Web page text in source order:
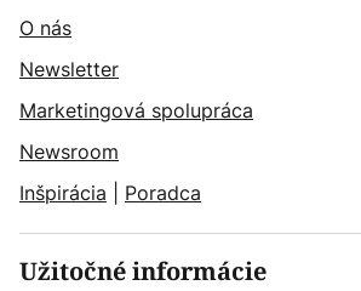
O nás
Newsletter
Marketingová spolupráca
Newsroom
Inšpirácia
Poradca
Užitočné informácie